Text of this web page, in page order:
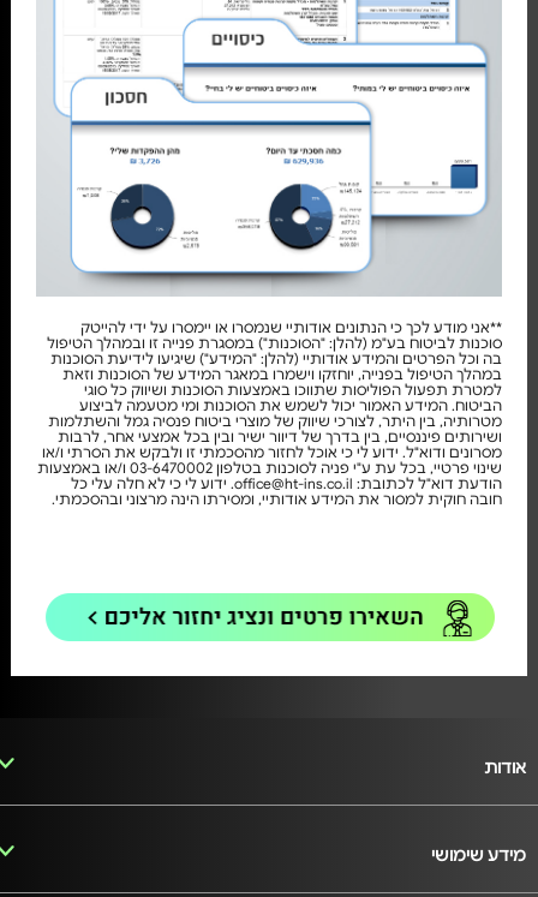
**אני מודע לכך כי הנתונים אודותיי שנמסרו או יימסרו על ידי להייטק
סוכנות לביטוח בע"מ (להלן: "הסוכנות") במסגרת פנייה זו ובמהלך הטיפול
בה וכל הפרטים והמידע אודותיי (להלן: "המידע") שיגיעו לידיעת הסוכנות
במהלך הטיפול בפנייה, יוחזקו וישמרו במאגר המידע של הסוכנות וזאת
למטרת תפעול הפוליסות שתווכו באמצעות הסוכנות ושיווק כל סוגי
הביטוח. המידע האמור יכול לשמש את הסוכנות ומי מטעמה לביצוע
מטרותיה, בין היתר, לצורכי שיווק של מוצרי ביטוח פנסיה גמל והשתלמות
ושירותים פיננסיים, בין בדרך של דיוור ישיר ובין בכל אמצעי אחר, לרבות
מסרונים ודוא"ל. ידוע לי כי אוכל לחזור מהסכמתי זו ולבקש את הסרתי ו/או
שינוי פרטיי, בכל עת ע"י פניה לסוכנות בטלפון 03-6470002 ו/או באמצעות
הודעת דוא"ל לכתובת: office@ht-ins.co.il. ידוע לי כי לא חלה עלי כל
חובה חוקית למסור את המידע אודותיי, ומסירתו הינה מרצוני ובהסכמתי.
אודות
מידע שימושי